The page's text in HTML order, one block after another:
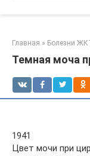
Главная » Болезни
Темная моча
1941
Цвет мочи при